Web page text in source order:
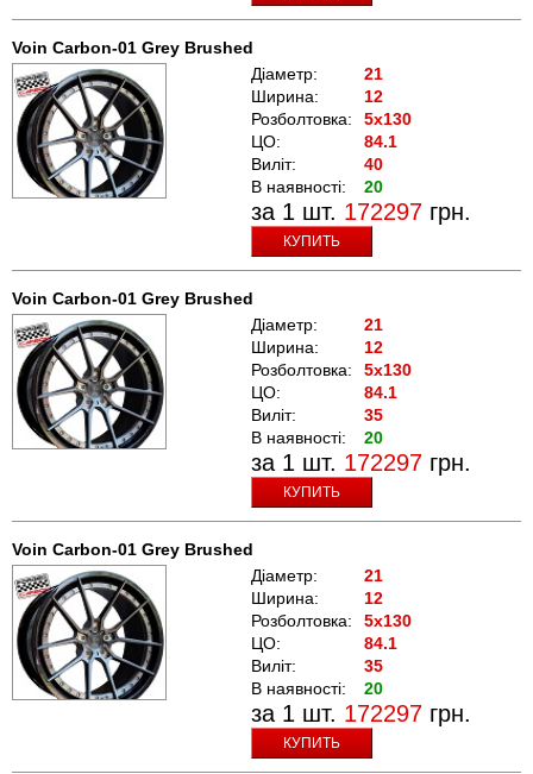
Voin Carbon-01 Grey Brushed
Діаметр:
21
Ширина:
12
Розболтовка:
5x130
ЦО:
84.1
Виліт:
40
В наявності:
20
за 1 шт. 172297 грн.
КУПИТЬ
Voin Carbon-01 Grey Brushed
Діаметр:
21
Ширина:
12
Розболтовка:
5x130
ЦО:
84.1
Виліт:
35
В наявності:
20
за 1 шт. 172297 грн.
КУПИТЬ
Voin Carbon-01 Grey Brushed
Діаметр:
21
Ширина:
12
Розболтовка:
5x130
ЦО:
84.1
Виліт:
35
В наявності:
20
за 1 шт. 172297 грн.
КУПИТЬ